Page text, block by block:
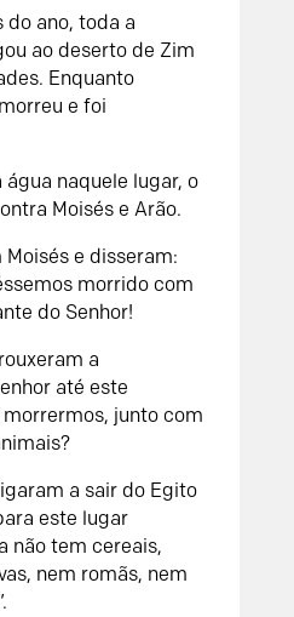
do ano, toda a
ao deserto de Zim
Enquanto
e foi
água naquele lugar, o
Moisés e Arão.
e disseram:
morrido com
do Senhor!
a
até este
junto com
a sair do Egito
este lugar
não tem cereais,
nem romãs, nem